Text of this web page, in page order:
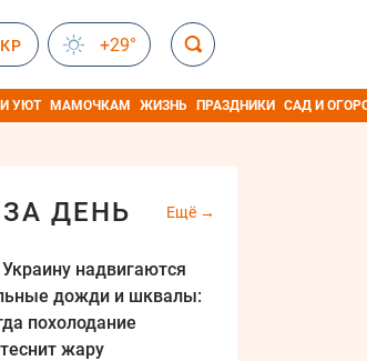
+29°
УЮТ МАМОЧКАМ ЖИЗНЬ ПРАЗДНИКИ САД И
ДЕНЬ Ещё
надвигаются
дожди и шквалы:
похолодание
жару